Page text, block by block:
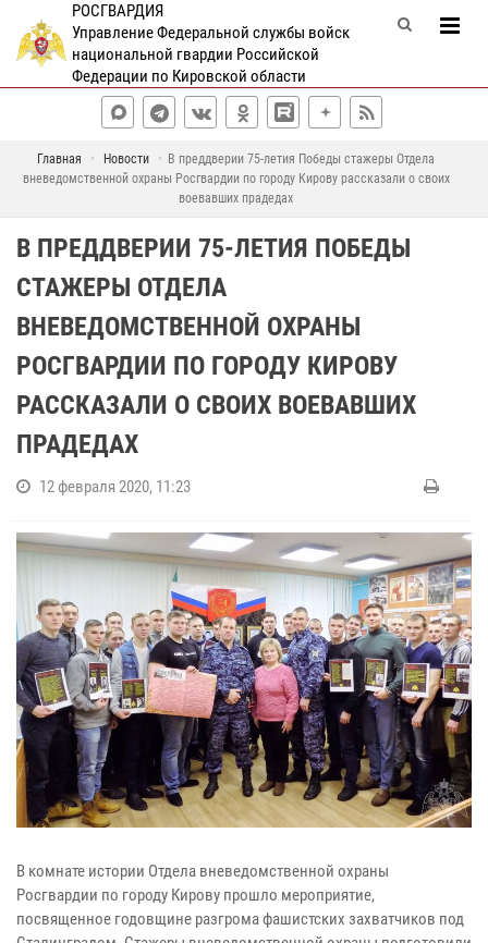
РОСГВАРДИЯ
Управление Федеральной службы войск
национальной гвардии Российской
Федерации по Кировской области
Главная Новости
В преддверии 75-летия Победы стажеры Отдела
вневедомственной охраны Росгвардии по городу Кирову рассказали о своих
воевавших прадедах
В ПРЕДДВЕРИИ 75-ЛЕТИЯ ПОБЕДЫ
СТАЖЕРЫ ОТДЕЛА
ВНЕВЕДОМСТВЕННОЙ ОХРАНЫ
РОСГВАРДИИ ПО ГОРОДУ КИРОВУ
РАССКАЗАЛИ О СВОИХ ВОЕВАВШИХ
ПРАДЕДАХ
12 февраля 2020, 11:23
В комнате истории Отдела вневедомственной охраны
Росгвардии по городу Кирову прошло мероприятие,
посвященное годовщине разгрома фашистских захватчиков под